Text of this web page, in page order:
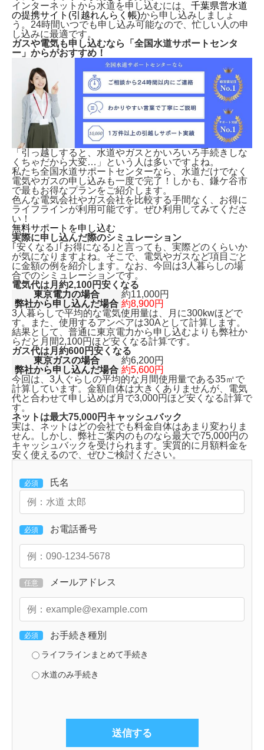
インターネットから水道を申し込むには、 千葉県営水道
の提携サイト(引越れんらく帳)から申し込みしましょ
う。24時間いつでも申し込み可能なので、忙しい人の申
し込みに最適です。
ガスや電気も申し込むなら「全国水道サポートセンタ
ー」からがおすすめ！
「引っ越しすると、水道やガスとかいろいろ手続きしな
くちゃだから大変…」という人は多いですよね。
私たち全国水道サポートセンターなら、水道だけでなく
電気やガスの申し込みも一度で完了！しかも、 鎌ケ谷市
で最もお得なプランをご紹介します。
色んな電気会社やガス会社を比較する手間なく、お得に
ライフラインが利用可能です。ぜひ利用してみてくださ
い！
無料サポートを申し込む
実際に申し込んだ際のシミュレーション
｢安くなる｣｢お得になる｣と言っても、実際どのくらいか
が気になりますよね。そこで、電気やガスなど項目ごと
に金額の例を紹介します。なお、今回は3人暮らしの場
合でのシミュレーションです。
電気代は月約2,100円安くなる
東京電力の場合
約11,000円
弊社から申し込んだ場合 約8,900円
3人暮らしで平均的な電気使用量は、月に300kwほどで
す。また、使用するアンペアは30Aとして計算します。
結果として、普通に東京電力から申し込むよりも弊社か
らだと月間2,100円ほど安くなる計算です。
ガス代は月約600円安くなる
東京ガスの場合
約6,200円
弊社から申し込んだ場合 約5,600円
今回は、3人ぐらしの平均的な月間使用量である35㎥で
計算しています。金額自体は大きくありませんが、 電気
代と合わせて申し込めば月で3,000円ほど安くなる計算で
す。
ネットは最大75,000円キャッシュバック
実は、ネットはどの会社でも料金自体はあまり変わりま
せん。しかし、弊社ご案内のものなら最大で75,000円の
キャッシュバックを受けられます。 実質的に月額料金を
安く使えるので、ぜひご検討ください。
必須 氏名
必須 お電話番号
任意 メールアドレス
必須 お手続き種別
ライフラインまとめて手続き
水道のみ手続き